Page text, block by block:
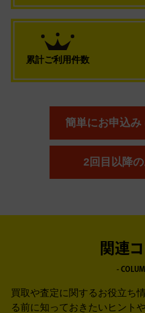
累計ご利用件数
簡単にお申込み
2回目以降
関連
-
買取や査定に関するお役立ち
る前に知っておきたいヒント